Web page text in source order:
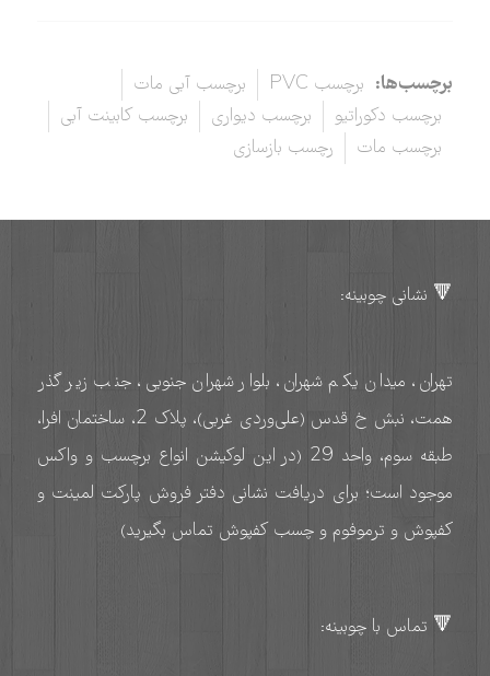
برچسب‌ها: برچسب PVC
برچسب آبی مات
برچسب دکوراتیو
برچسب دیواری
برچسب کابینت آبی
برچسب مات
رچسب بازسازی
🔻 نشانی چوبینه:
تهران، میدان یکم شهران، بلوار شهران جنوبی، جنب زیر گذر
همت، نبش خ قدس (علی‌وردی غربی)، پلاک 2، ساختمان افرا،
طبقه سوم، واحد 29 (در این لوکیشن انواع برچسب و واکس
موجود است؛ برای دریافت نشانی دفتر فروش پارکت لمینت و
کفپوش و ترموفوم و چسب کفپوش تماس بگیرید)
🔻 تماس با چوبینه: